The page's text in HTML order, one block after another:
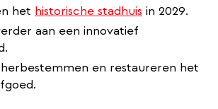
het historische stadhuis in 2029.
aan een innovatief
en restaureren het